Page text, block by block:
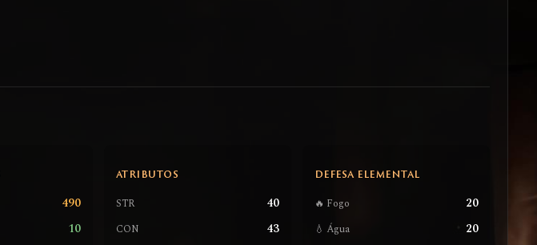
490
10
ATRIBUTOS
STR 40
CON 43
DEFESA ELEMENTAL
🔥 Fogo 20
💧 Água 20